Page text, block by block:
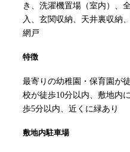
き、洗濯機置場（室内）、
入、玄関収納、天井裏収納
網戸
特徴
最寄りの幼稚園・保育園が
校が徒歩10分以内、敷地内
歩5分以内、近くに緑あり
敷地内駐車場